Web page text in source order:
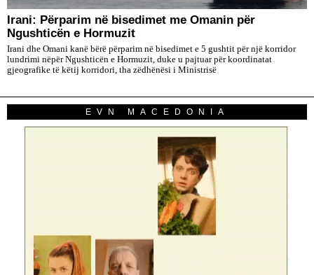
Irani: Përparim në bisedimet me Omanin për
Ngushticën e Hormuzit
Irani dhe Omani kanë bërë përparim në bisedimet e 5 gushtit për një korridor
lundrimi nëpër Ngushticën e Hormuzit, duke u pajtuar për koordinatat
gjeografike të këtij korridori, tha zëdhënësi i Ministrisë
EVN MACEDONIA